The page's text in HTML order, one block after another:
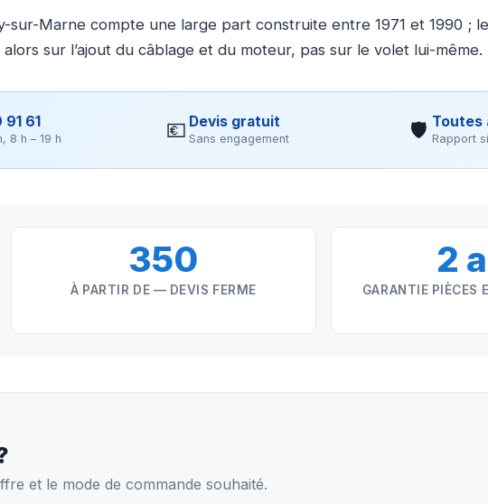
sur-Marne compte une large part construite entre 1971 et 1990 ;
sur l’ajout du câblage et du moteur, pas sur le volet lui-même.
91 61
8 h – 19 h 💶 Devis gratuit
Sans engagement 🛡 Toutes
Rapport
350
À PARTIR DE — DEVIS FERME
2
GARANTIE
et le mode de commande souhaité.